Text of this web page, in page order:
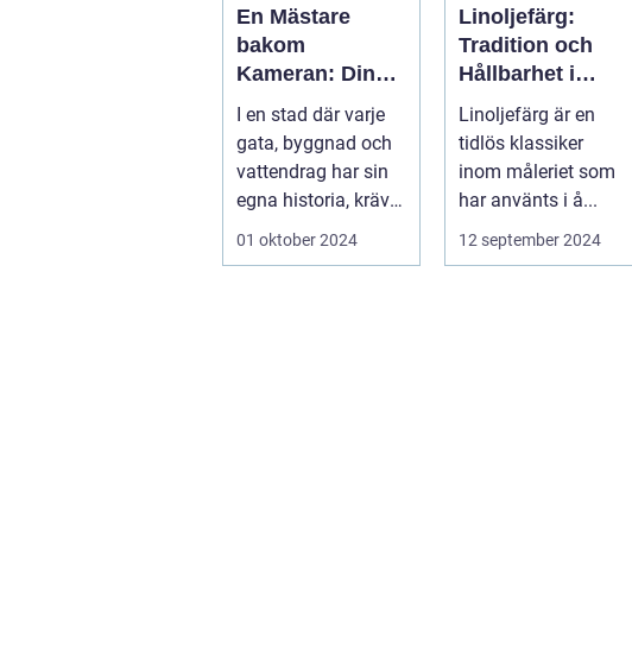
En Mästare
bakom
Kameran: Din
Fotograf i
Stockholm
I en stad där varje
gata, byggnad och
vattendrag har sin
egna historia, krävs
en riktig ko...
01 oktober 2024
Linoljefärg:
Tradition och
Hållbarhet i
Modern
Tappning
Linoljefärg är en
tidlös klassiker
inom måleriet som
har använts i å...
12 september 2024